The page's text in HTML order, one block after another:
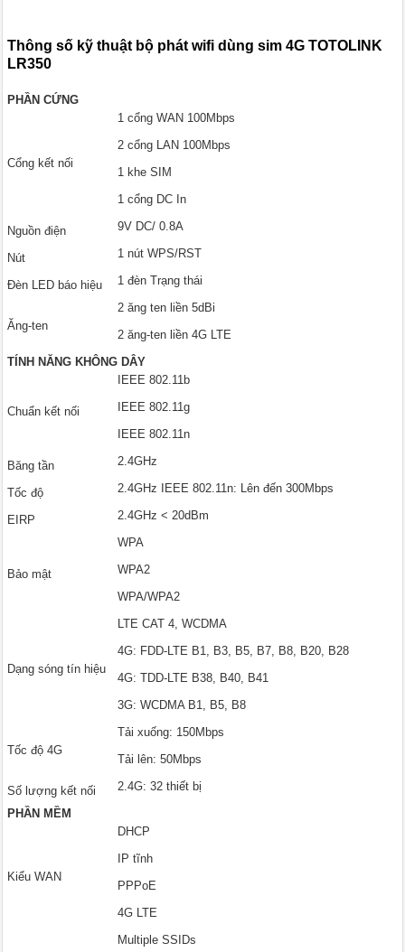
Thông số kỹ thuật bộ phát wifi dùng sim 4G TOTOLINK
LR350
PHẦN CỨNG
Cổng kết nối
1 cổng WAN 100Mbps
2 cổng LAN 100Mbps
1 khe SIM
1 cổng DC In
Nguồn điện 9V DC/ 0.8A
Nút 1 nút WPS/RST
Đèn LED báo hiệu 1 đèn Trạng thái
Ăng-ten
2 ăng ten liền 5dBi
2 ăng-ten liền 4G LTE
TÍNH NĂNG KHÔNG DÂY
Chuẩn kết nối
IEEE 802.11b
IEEE 802.11g
IEEE 802.11n
Băng tần 2.4GHz
Tốc độ 2.4GHz IEEE 802.11n: Lên đến 300Mbps
EIRP 2.4GHz < 20dBm
Bảo mật
WPA
WPA2
WPA/WPA2
Dạng sóng tín hiệu
LTE CAT 4, WCDMA
4G: FDD-LTE B1, B3, B5, B7, B8, B20, B28
4G: TDD-LTE B38, B40, B41
3G: WCDMA B1, B5, B8
Tốc độ 4G
Tải xuống: 150Mbps
Tải lên: 50Mbps
Số lượng kết nối
2.4G: 32 thiết bị
PHẦN MỀM
Kiểu WAN
DHCP
IP tĩnh
PPPoE
4G LTE
Multiple SSIDs